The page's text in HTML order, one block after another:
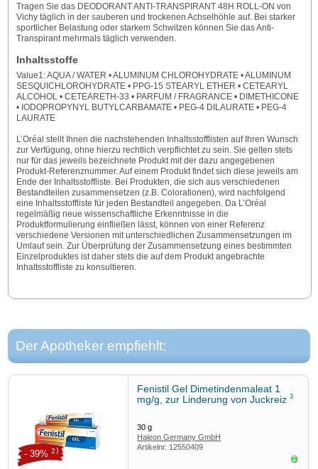
Tragen Sie das DEODORANT ANTI-TRANSPIRANT 48H ROLL-ON von
Vichy täglich in der sauberen und trockenen Achselhöhle auf. Bei starker
sportlicher Belastung oder starkem Schwitzen können Sie das Anti-
Transpirant mehrmals täglich verwenden.
Inhaltsstoffe
Value1: AQUA / WATER • ALUMINUM CHLOROHYDRATE • ALUMINUM
SESQUICHLOROHYDRATE • PPG-15 STEARYL ETHER • CETEARYL
ALCOHOL • CETEARETH-33 • PARFUM / FRAGRANCE • DIMETHICONE
• IODOPROPYNYL BUTYLCARBAMATE • PEG-4 DILAURATE • PEG-4
LAURATE
L’Oréal stellt Ihnen die nachstehenden Inhaltsstofflisten auf Ihren Wunsch
zur Verfügung, ohne hierzu rechtlich verpflichtet zu sein. Sie gelten stets
nur für das jeweils bezeichnete Produkt mit der dazu angegebenen
Produkt-Referenznummer. Auf einem Produkt findet sich diese jeweils am
Ende der Inhaltsstoffliste. Bei Produkten, die sich aus verschiedenen
Bestandteilen zusammensetzen (z.B. Colorationen), wird nachfolgend
eine Inhaltsstoffliste für jeden Bestandteil angegeben. Da L’Oréal
regelmäßig neue wissenschaftliche Erkenntnisse in die
Produktformulierung einfließen lässt, können von einer Referenz
verschiedene Versionen mit unterschiedlichen Zusammensetzungen im
Umlauf sein. Zur Überprüfung der Zusammensetzung eines bestimmten
Einzelproduktes ist daher stets die auf dem Produkt angebrachte
Inhaltsstoffliste zu konsultieren.
Der Apotheker empfiehlt:
Fenistil Gel Dimetindenmaleat 1
mg/g, zur Linderung von Juckreiz3
30g
Haleon Germany GmbH
Artikelnr. 12550409
- 39% 2)